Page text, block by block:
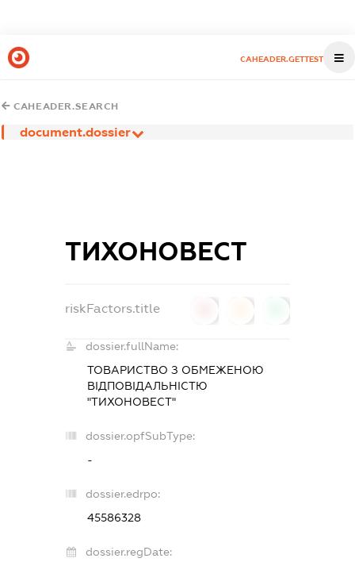
CAHEADER.GETTEST
CAHEADER.SEARCH
document.dossier
ТИХОНОВЕСТ
riskFactors.title
dossier.fullName:
ТОВАРИСТВО З ОБМЕЖЕНОЮ
ВІДПОВІДАЛЬНІСТЮ
"ТИХОНОВЕСТ"
dossier.opfSubType:
-
dossier.edrpo:
45586328
dossier.regDate: